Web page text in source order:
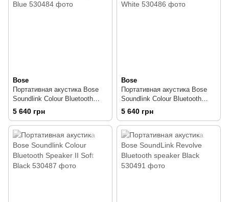
Bose
Портативная акустика Bose
Soundlink Colour Bluetooth
Speaker II Aquatic Blue
5 640 грн
Bose
Портативная акустика Bose
Soundlink Colour Bluetooth
Speaker II Polar White
5 640 грн